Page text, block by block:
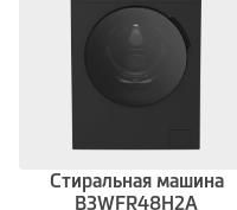
Стиральная машина
B3WFR48H2A